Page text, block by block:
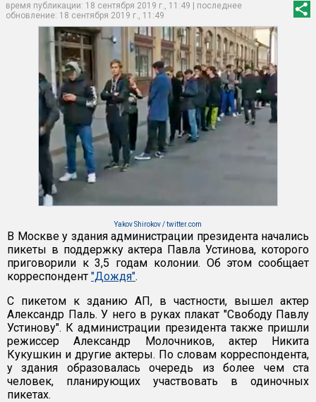
время публикации: 18 сентября 2019 г., 11:49 | последнее
обновление: 18 сентября 2019 г., 11:49
Yakov Shirokov / twitter.com
В Москве у здания администрации президента начались
пикеты в поддержку актера Павла Устинова, которого
приговорили к 3,5 годам колонии. Об этом сообщает
корреспондент "Дождя".
С пикетом к зданию АП, в частности, вышел актер
Александр Паль. У него в руках плакат "Свободу Павлу
Устинову". К администрации президента также пришли
режиссер Александр Молочников, актер Никита
Кукушкин и другие актеры. По словам корреспондента,
у здания образовалась очередь из более чем ста
человек, планирующих участвовать в одиночных
пикетах.